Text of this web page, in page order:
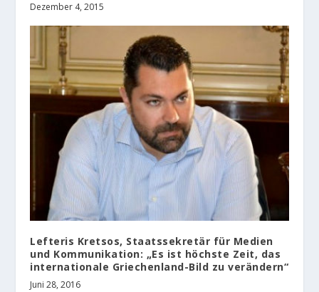
Dezember 4, 2015
Lefteris Kretsos, Staatssekretär für Medien
und Kommunikation: „Es ist höchste Zeit, das
internationale Griechenland-Bild zu verändern“
Juni 28, 2016